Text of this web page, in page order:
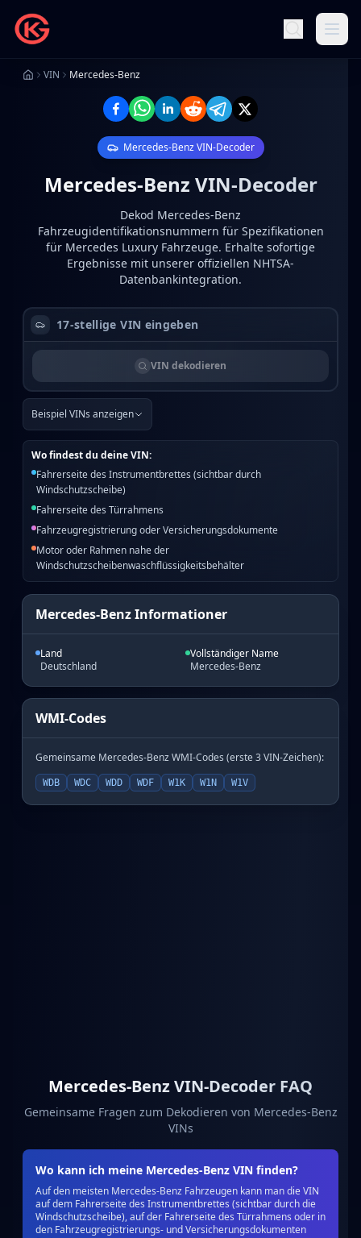
VIN Mercedes-Benz
Mercedes-Benz VIN-Decoder
Mercedes-Benz VIN-Decoder
Dekod Mercedes-Benz
Fahrzeugidentifikationsnummern für Spezifikationen
für Mercedes Luxury Fahrzeuge. Erhalte sofortige
Ergebnisse mit unserer offiziellen NHTSA-
Datenbankintegration.
Mercedes-Benz Informationer
Land
Deutschland
Vollständiger Name
Mercedes-Benz
WMI-Codes
Gemeinsame Mercedes-Benz WMI-Codes (erste 3 VIN-Zeichen):
WDB WDC WDD WDF W1K W1N W1V
VIN dekodieren
Beispiel VINs anzeigen
Wo findest du deine VIN:
Fahrerseite des Instrumentbrettes (sichtbar durch
Windschutzscheibe)
Fahrerseite des Türrahmens
Fahrzeugregistrierung oder Versicherungsdokumente
Motor oder Rahmen nahe der
Windschutzscheibenwaschflüssigkeitsbehälter
Mercedes-Benz VIN-Decoder FAQ
Gemeinsame Fragen zum Dekodieren von Mercedes-Benz
VINs
Wo kann ich meine Mercedes-Benz VIN finden?
Auf den meisten Mercedes-Benz Fahrzeugen kann man die VIN
auf dem Fahrerseite des Instrumentbrettes (sichtbar durch die
Windschutzscheibe), auf der Fahrerseite des Türrahmens oder in
den Fahrzeugregistrierungs- und Versicherungsdokumenten